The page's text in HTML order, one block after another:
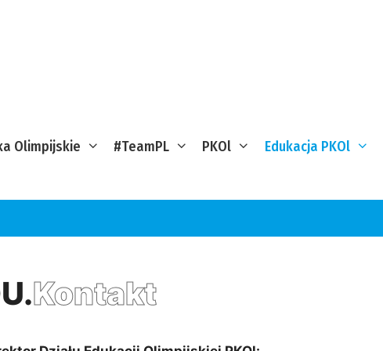
Olimpijskie #TeamPL PKOl Edukacja PKOl
Kontakt